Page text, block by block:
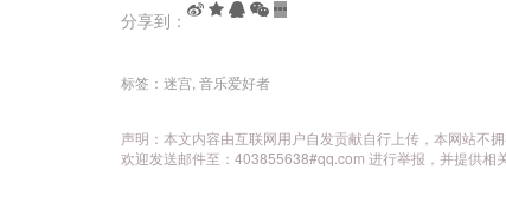
分享到：
标签： 迷宫 音乐爱好者
声明：本文内容由互联网用户自发贡献自行上传，本网站不
欢迎发送邮件至：403855638#qq.com 进行举报，并提供相